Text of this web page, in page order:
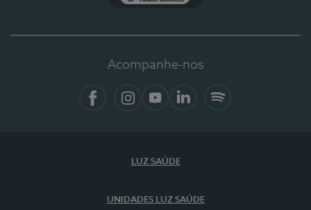
Acompanhe-nos
LUZ SAÚDE
UNIDADES LUZ SAÚDE